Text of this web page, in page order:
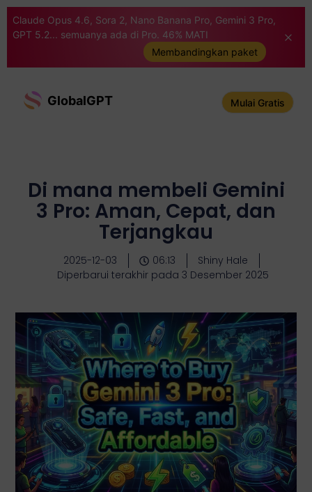
Claude Opus 4.6, Sora 2, Nano Banana Pro, Gemini 3 Pro,
GPT 5.2... semuanya ada di Pro. 46% MATI
Membandingkan paket
GlobalGPT Mulai Gratis
Di mana membeli Gemini
3 Pro: Aman, Cepat, dan
Terjangkau
2025-12-03 06:13
Shiny Hale
Diperbarui terakhir pada 3 Desember 2025